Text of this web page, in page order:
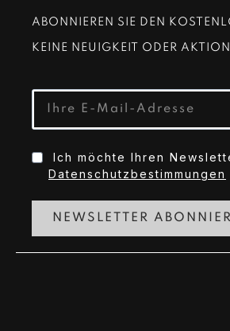
ABONNIEREN SIE DEN
KEINE NEUIGKEIT ODER
Ich möchte Ihren
Datenschutzbestimmungen
NEWSLETTER